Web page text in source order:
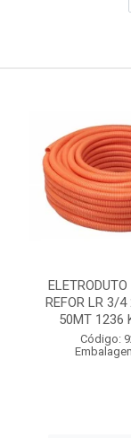
ELETRODUTO
REFOR LR 3/
50MT 1236
Código: